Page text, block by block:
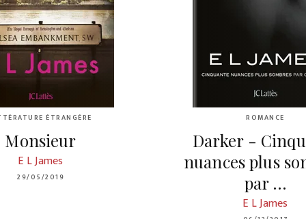
ÉTRANGÈRE
Monsieur
E L James
29/05/2019
ROMANCE
Darker -
nuances plus
par …
E L James